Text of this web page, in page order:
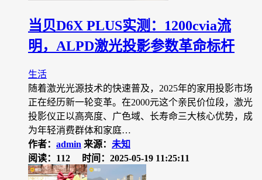
当贝D6X PLUS实测：1200cvia流
明，ALPD激光投影参数革命标杆
生活
随着激光光源技术的快速普及，2025年的家用投影市场
正在经历新一轮变革。在2000元这个亲民价位段，激光
投影仪正以高亮度、广色域、长寿命三大核心优势，成
为年轻消费群体和家庭…
作者： admin 来源： 未知
阅读：112
时间：2025-05-19 11:25:11